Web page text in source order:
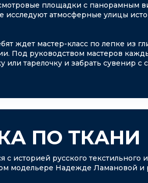
площадки с панорамным
исследуют атмосферные улицы
ждет мастер-класс по лепке из
Под руководством мастеров
или тарелочку и забрать сувенир с
ПО ТКАНИ
с историей русского текстильного
модельере Надежде Ламановой и